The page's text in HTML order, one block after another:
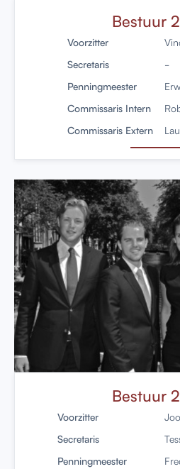
Bestuur
Voorzitter
Secretaris
-
Penningmeester
Commissaris Intern
Commissaris Extern
Bestuur
Voorzitter
Secretaris
Penningmeester